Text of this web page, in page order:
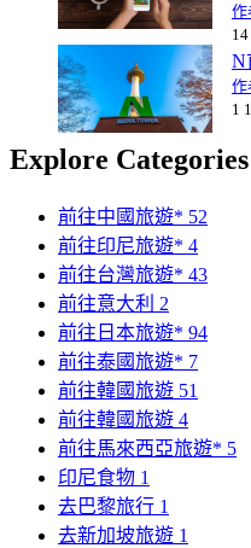
作
N
作
1
Explore Categories
前往中國旅遊* 52
前往印尼旅遊* 4
前往台灣旅遊* 43
前往意大利 2
前往日本旅遊* 94
前往泰國旅遊* 7
前往韓國旅遊 51
前往韓國旅遊 4
前往馬來西亞旅遊* 5
印尼食物 1
去巴黎旅行 1
去新加坡旅遊 1